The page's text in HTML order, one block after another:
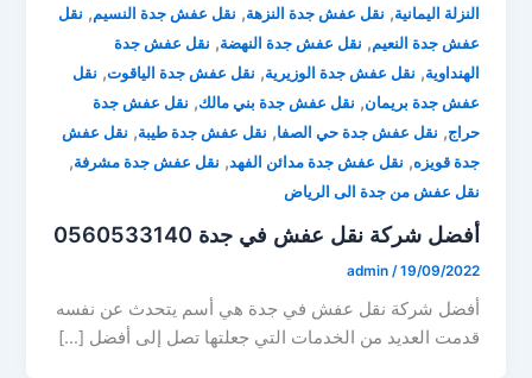
النزلة اليمانية, نقل عفش جدة النزهة, نقل عفش جدة النسيم, نقل
عفش جدة النعيم, نقل عفش جدة النهضة, نقل عفش جدة
الهنداوية, نقل عفش جدة الوزيرية, نقل عفش جدة الياقوت, نقل
عفش جدة بريمان, نقل عفش جدة بني مالك, نقل عفش جدة
حراج, نقل عفش جدة حي الصفا, نقل عفش جدة طيبة, نقل عفش
جدة قويزه, نقل عفش جدة مدائن الفهد, نقل عفش جدة مشرفة,
نقل عفش من جدة الى الرياض
أفضل شركة نقل عفش في جدة 0560533140
admin /19/09/2022
أفضل شركة نقل عفش في جدة هي أسم يتحدث عن نفسه
قدمت العديد من الخدمات التي جعلتها تصل إلى أفضل […]